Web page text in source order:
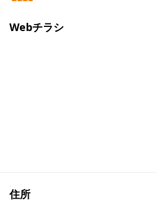
Webチラシ
住所